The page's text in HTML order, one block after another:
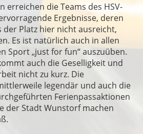
erreichen die Teams des HSV-
Ergebnisse, deren
der Platz hier nicht ausreicht,
Es ist natürlich auch in allen
Sport „just for fun“ auszuüben.
auch die Geselligkeit und
nicht zu kurz. Die
legendär und auch die
Ferienpassaktionen
der Stadt Wunstorf machen